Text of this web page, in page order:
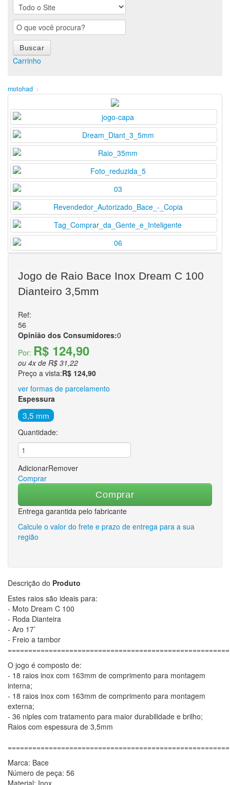
Carrinho
motohad >
Jogo de Raio Bace Inox Dream C 100
Dianteiro 3,5mm
Ref:
56
Opinião dos Consumidores:0
Por: R$ 124,90
ou 4xde R$ 31,22
Preço a vista:R$ 124,90
ver formas de parcelamento
Espessura
3,5 mm
Quantidade:
AdicionarRemover
Comprar
Comprar
Entrega garantida pelo fabricante
Calcule o valor do frete e prazo de entrega para a sua
região
Descrição do Produto
Estes raios são ideais para:
- Moto Dream C 100
- Roda Dianteira
- Aro 17’
- Freio a tambor
O jogo é composto de:
- 18 raios inox com 163mm de comprimento para montagem
interna;
- 18 raios inox com 163mm de comprimento para montagem
externa;
- 36 niples com tratamento para maior durabilidade e brilho;
Raios com espessura de 3,5mm
Marca: Bace
Número de peça: 56